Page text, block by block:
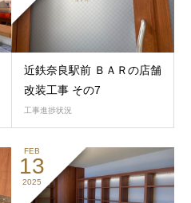
近鉄奈良駅前 ＢＡＲの店舗
改装工事 その7
工事進捗状況
FEB
13
2025